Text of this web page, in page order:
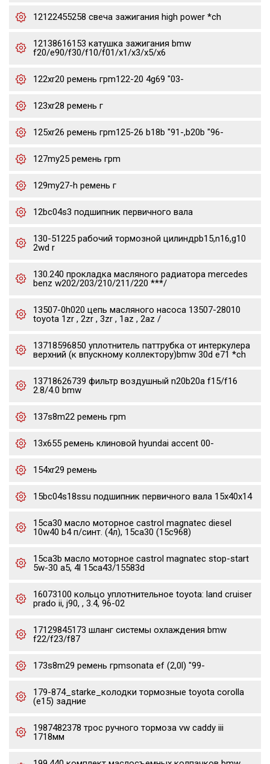
12122455258 свеча зажигания high power *ch
12138616153 катушка зажигания bmw
f20/e90/f30/f10/f01/x1/x3/x5/x6
122xr20 ремень грm122-20 4g69 "03-
123xr28 ремень г
125xr26 ремень грm125-26 b18b "91-,b20b "96-
127my25 ремень грm
129my27-h ремень г
12bc04s3 подшипник первичного вала
130-51225 рабочий тормозной цилиндрb15,n16,g10
2wd r
130.240 прокладка масляного радиатора mercedes
benz w202/203/210/211/220 ***/
13507-0h020 цепь масляного насоса 13507-28010
toyota 1zr , 2zr , 3zr , 1az , 2az /
13718596850 уплотнитель паттрубка от интеркулера
верхний (к впускному коллектору)bmw 30d e71 *ch
13718626739 фильтр воздушный n20b20a f15/f16
2.8/4.0 bmw
137s8m22 ремень грm
13x655 ремень клиновой hyundai accent 00-
154xr29 ремень
15bc04s18ssu подшипник первичного вала 15x40x14
15ca30 масло моторное castrol magnatec diesel
10w40 b4 п/синт. (4л), 15ca30 (15c968)
15ca3b масло моторное castrol magnatec stop-start
5w-30 a5, 4l 15ca43/15583d
16073100 кольцо уплотнительное toyota: land cruiser
prado ii, j90, , 3.4, 96-02
17129845173 шланг системы охлаждения bmw
f22/f23/f87
173s8m29 ремень грmsonata ef (2,0l) "99-
179-874_starke_колодки тормозные toyota corolla
(e15) задние
1987482378 трос ручного тормоза vw caddy iii
1718мм